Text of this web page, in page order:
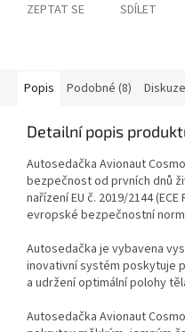
ZEPTAT SE SDÍLET
Popis Podobné (8) Diskuze
Detailní popis
Autosedačka Avionaut
bezpečnost od prvních dnů
nařízení EU č. 2019/2144
evropské bezpečnostní
Autosedačka je vybavena
inovativní systém poskytuje
a udržení optimální polohy
Autosedačka Avionaut